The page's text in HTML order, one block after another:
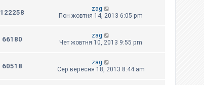
122258
zag
Пон жовтня 14, 2013 6:05 pm
66180
zag
Чет жовтня 10, 2013 9:55 pm
60518
zag
Сер вересня 18, 2013 8:44 am